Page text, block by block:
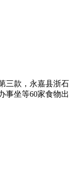
三款，永嘉县浙石
事坐等60家食物出